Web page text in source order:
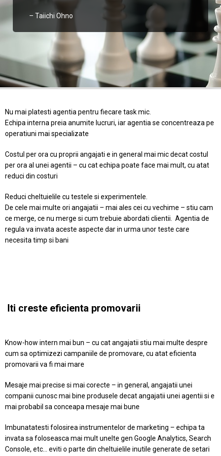
– Taiichi Ohno
Nu mai platesti agentia pentru fiecare task mic.
Echipa interna preia anumite lucruri, iar agentia se concentreaza pe
operatiuni mai specializate
Costul per ora cu proprii angajati e in general mai mic decat costul
per ora al unei agentii – cu cat echipa poate face mai mult, cu atat
reduci din costuri
Reduci cheltuielile cu testele si experimentele.
De cele mai multe ori angajatii – mai ales cei cu vechime – stiu cam
ce merge, ce nu merge si cum trebuie abordati clientii. Agentia de
regula va invata aceste aspecte dar in urma unor teste care
necesita timp si bani
Iti creste eficienta promovarii
Know-how intern mai bun – cu cat angajatii stiu mai multe despre
cum sa optimizezi campaniile de promovare, cu atat eficienta
promovarii va fi mai mare
Mesaje mai precise si mai corecte – in general, angajatii unei
companii cunosc mai bine produsele decat angajatii unei agentii si e
mai probabil sa conceapa mesaje mai bune
Imbunatatesti folosirea instrumentelor de marketing – echipa ta
invata sa foloseasca mai mult unelte gen Google Analytics, Search
Console, etc… eviti o parte din cheltuielile inutile generate de setari